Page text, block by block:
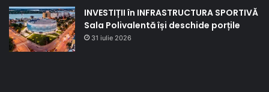
INVESTIȚII în INFRASTRUCTURA SPORTIVĂ
Sala Polivalentă își deschide porțile
31 iulie 2026